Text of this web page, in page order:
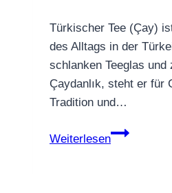
Aufguss
Türkischer Tee (Çay)
des Alltags in der
schlanken Teeglas und
Çaydanlık, steht er für
Tradition und…
Weiterlesen
Türkischer